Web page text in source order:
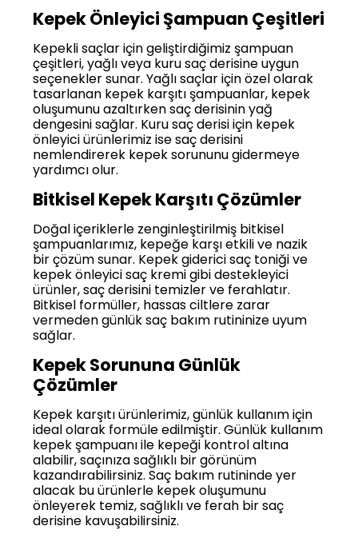
Kepek Önleyici Şampuan Çeşitleri
Kepekli saçlar için geliştirdiğimiz şampuan
çeşitleri, yağlı veya kuru saç derisine uygun
seçenekler sunar. Yağlı saçlar için özel olarak
tasarlanan kepek karşıtı şampuanlar, kepek
oluşumunu azaltırken saç derisinin yağ
dengesini sağlar. Kuru saç derisi için kepek
önleyici ürünlerimiz ise saç derisini
nemlendirerek kepek sorununu gidermeye
yardımcı olur.
Bitkisel Kepek Karşıtı Çözümler
Doğal içeriklerle zenginleştirilmiş bitkisel
şampuanlarımız, kepeğe karşı etkili ve nazik
bir çözüm sunar. Kepek giderici saç toniği ve
kepek önleyici saç kremi gibi destekleyici
ürünler, saç derisini temizler ve ferahlatır.
Bitkisel formüller, hassas ciltlere zarar
vermeden günlük saç bakım rutininize uyum
sağlar.
Kepek Sorununa Günlük
Çözümler
Kepek karşıtı ürünlerimiz, günlük kullanım için
ideal olarak formüle edilmiştir. Günlük kullanım
kepek şampuanı ile kepeği kontrol altına
alabilir, saçınıza sağlıklı bir görünüm
kazandırabilirsiniz. Saç bakım rutininde yer
alacak bu ürünlerle kepek oluşumunu
önleyerek temiz, sağlıklı ve ferah bir saç
derisine kavuşabilirsiniz.